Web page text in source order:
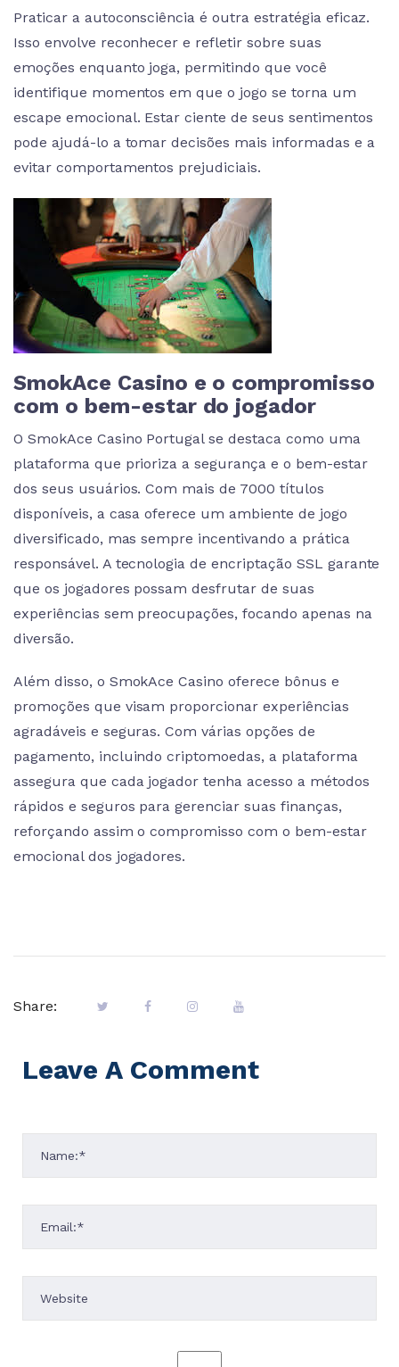
Praticar a autoconsciência é outra estratégia eficaz.
Isso envolve reconhecer e refletir sobre suas
emoções enquanto joga, permitindo que você
identifique momentos em que o jogo se torna um
escape emocional. Estar ciente de seus sentimentos
pode ajudá-lo a tomar decisões mais informadas e a
evitar comportamentos prejudiciais.
SmokAce Casino e o compromisso
com o bem-estar do jogador
O SmokAce Casino Portugal se destaca como uma
plataforma que prioriza a segurança e o bem-estar
dos seus usuários. Com mais de 7000 títulos
disponíveis, a casa oferece um ambiente de jogo
diversificado, mas sempre incentivando a prática
responsável. A tecnologia de encriptação SSL garante
que os jogadores possam desfrutar de suas
experiências sem preocupações, focando apenas na
diversão.
Além disso, o SmokAce Casino oferece bônus e
promoções que visam proporcionar experiências
agradáveis e seguras. Com várias opções de
pagamento, incluindo criptomoedas, a plataforma
assegura que cada jogador tenha acesso a métodos
rápidos e seguros para gerenciar suas finanças,
reforçando assim o compromisso com o bem-estar
emocional dos jogadores.
Share:
Leave A Comment